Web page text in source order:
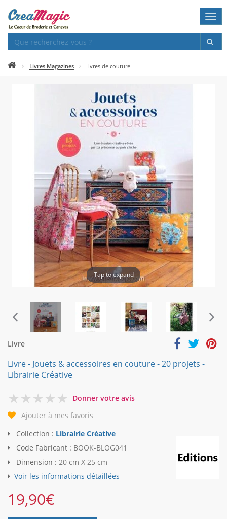
Livres Magazines Livres de couture
Tap to expand
Livre
Livre - Jouets & accessoires en couture - 20 projets -
Librairie Créative
0
Donner votre avis
Ajouter à mes favoris
Collection : Librairie Créative
Code Fabricant : BOOK-BLOG041
Dimension : 20 cm X 25 cm
Voir les informations détaillées
19,90€